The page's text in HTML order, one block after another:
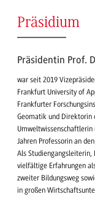
Präsidium
Präsidentin Prof.
war seit 2019
Frankfurt University of
Frankfurter
Geomatik und Direktorin
Umweltwissenschaftlerin
Jahren Professorin an
Als
vielfältige Erfahrungen
zweiter Bildungsweg
in großen